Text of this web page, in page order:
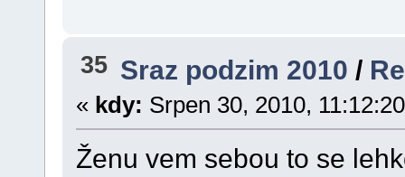
35 Sraz podzim 2010 /
« kdy: Srpen 30, 2010,
Ženu vem sebou to se